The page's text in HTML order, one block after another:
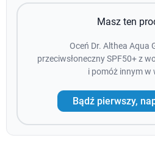
Masz ten
Oceń Dr. Althea Aqua
przeciwsłoneczny SPF50+ z
i pomóż innym w
Bądź pierwszy,